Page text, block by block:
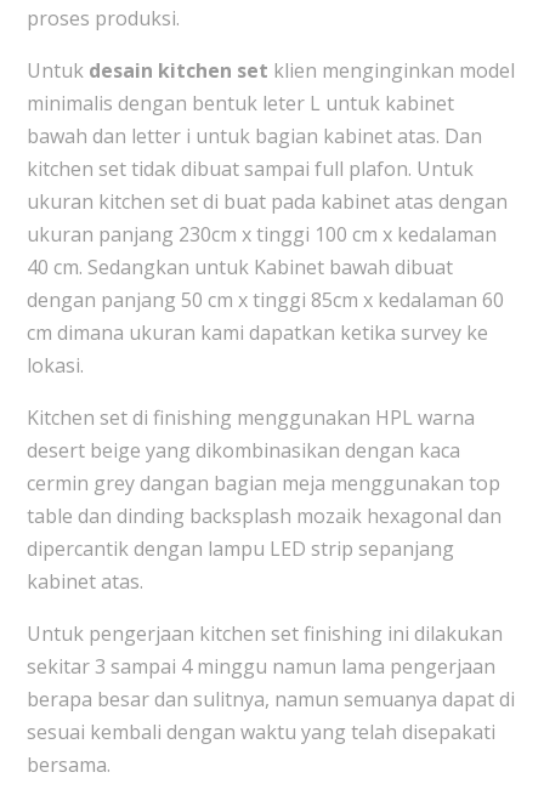
proses produksi.
Untuk desain kitchen set klien menginginkan model
minimalis dengan bentuk leter L untuk kabinet
bawah dan letter i untuk bagian kabinet atas. Dan
kitchen set tidak dibuat sampai full plafon. Untuk
ukuran kitchen set di buat pada kabinet atas dengan
ukuran panjang 230cm x tinggi 100 cm x kedalaman
40 cm. Sedangkan untuk Kabinet bawah dibuat
dengan panjang 50 cm x tinggi 85cm x kedalaman 60
cm dimana ukuran kami dapatkan ketika survey ke
lokasi.
Kitchen set di finishing menggunakan HPL warna
desert beige yang dikombinasikan dengan kaca
cermin grey dangan bagian meja menggunakan top
table dan dinding backsplash mozaik hexagonal dan
dipercantik dengan lampu LED strip sepanjang
kabinet atas.
Untuk pengerjaan kitchen set finishing ini dilakukan
sekitar 3 sampai 4 minggu namun lama pengerjaan
berapa besar dan sulitnya, namun semuanya dapat di
sesuai kembali dengan waktu yang telah disepakati
bersama.